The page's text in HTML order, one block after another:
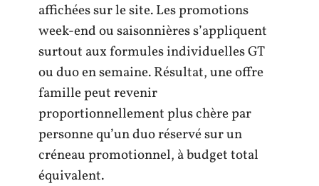
affichées sur le site. Les promotions
week-end ou saisonnières s’appliquent
surtout aux formules individuelles GT
ou duo en semaine. Résultat, une offre
famille peut revenir
proportionnellement plus chère par
personne qu’un duo réservé sur un
créneau promotionnel, à budget total
équivalent.